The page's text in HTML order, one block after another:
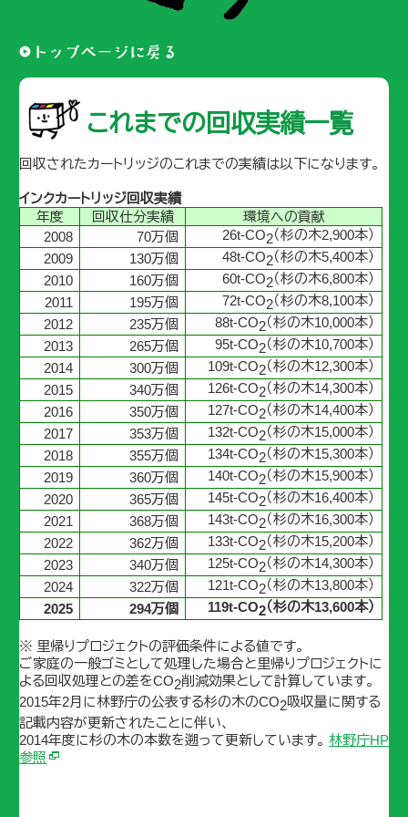
これまでの回収実績一覧
回収されたカートリッジのこれまでの実績は以下になります。
インクカートリッジ回収実績
年度
回収仕分実績
環境への貢献
2008
70万個 26t-CO2（杉の木2,900本）
2009
130万個 48t-CO2（杉の木5,400本）
2010
160万個 60t-CO2（杉の木6,800本）
2011
195万個 72t-CO2（杉の木8,100本）
2012
235万個 88t-CO2（杉の木10,000本）
2013
265万個 95t-CO2（杉の木10,700本）
2014
300万個 109t-CO2（杉の木12,300本）
2015
340万個 126t-CO2（杉の木14,300本）
2016
350万個 127t-CO2（杉の木14,400本）
2017
353万個 132t-CO2（杉の木15,000本）
2018
355万個 134t-CO2（杉の木15,300本）
2019
360万個 140t-CO2（杉の木15,900本）
2020
365万個 145t-CO2（杉の木16,400本）
2021
368万個 143t-CO2（杉の木16,300本）
2022
362万個 133t-CO2（杉の木15,200本）
2023
340万個 125t-CO2（杉の木14,300本）
2024
322万個 121t-CO2（杉の木13,800本）
2025
294万個 119t-CO2（杉の木13,600本）
※ 里帰りプロジェクトの評価条件による値です。
ご家庭の一般ゴミとして処理した場合と里帰りプロジェクトに
よる回収処理との差をCO2削減効果として計算しています。
2015年2月に林野庁の公表する杉の木のCO2吸収量に関する
記載内容が更新されたことに伴い、
2014年度に杉の木の本数を遡って更新しています。 林野庁HP
参照